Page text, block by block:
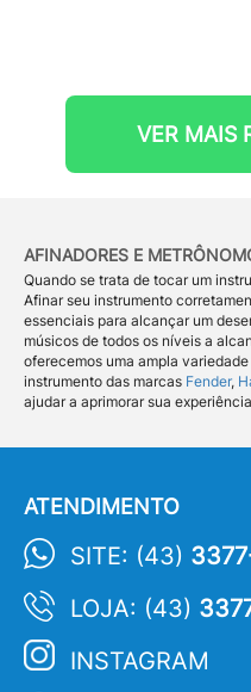
VER MAIS
AFINADORES E
Quando se trata de tocar um
Afinar seu instrumento
essenciais para alcançar um
músicos de todos os níveis a
oferecemos uma ampla
instrumento das marcas Fender,
ajudar a aprimorar sua
ATENDIMENTO
SITE: (43)
LOJA: (43)
INSTAGRAM